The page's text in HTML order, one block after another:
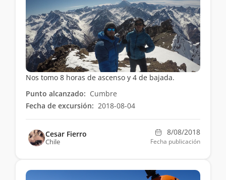
Nos tomo 8 horas de ascenso y 4 de bajada.
Punto alcanzado: Cumbre
Fecha de excursión: 2018-08-04
Cesar Fierro
Chile
8/08/2018
Fecha publicación